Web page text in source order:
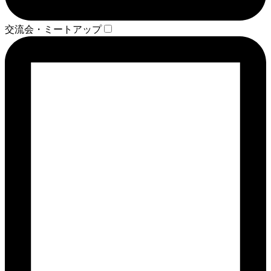
交流会・ミートアップ